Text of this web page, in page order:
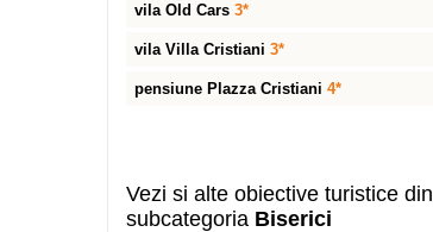
vila Old Cars 3*
vila Villa Cristiani 3*
pensiune Plazza Cristiani 4*
Vezi si alte obiective turistice din
subcategoria Biserici